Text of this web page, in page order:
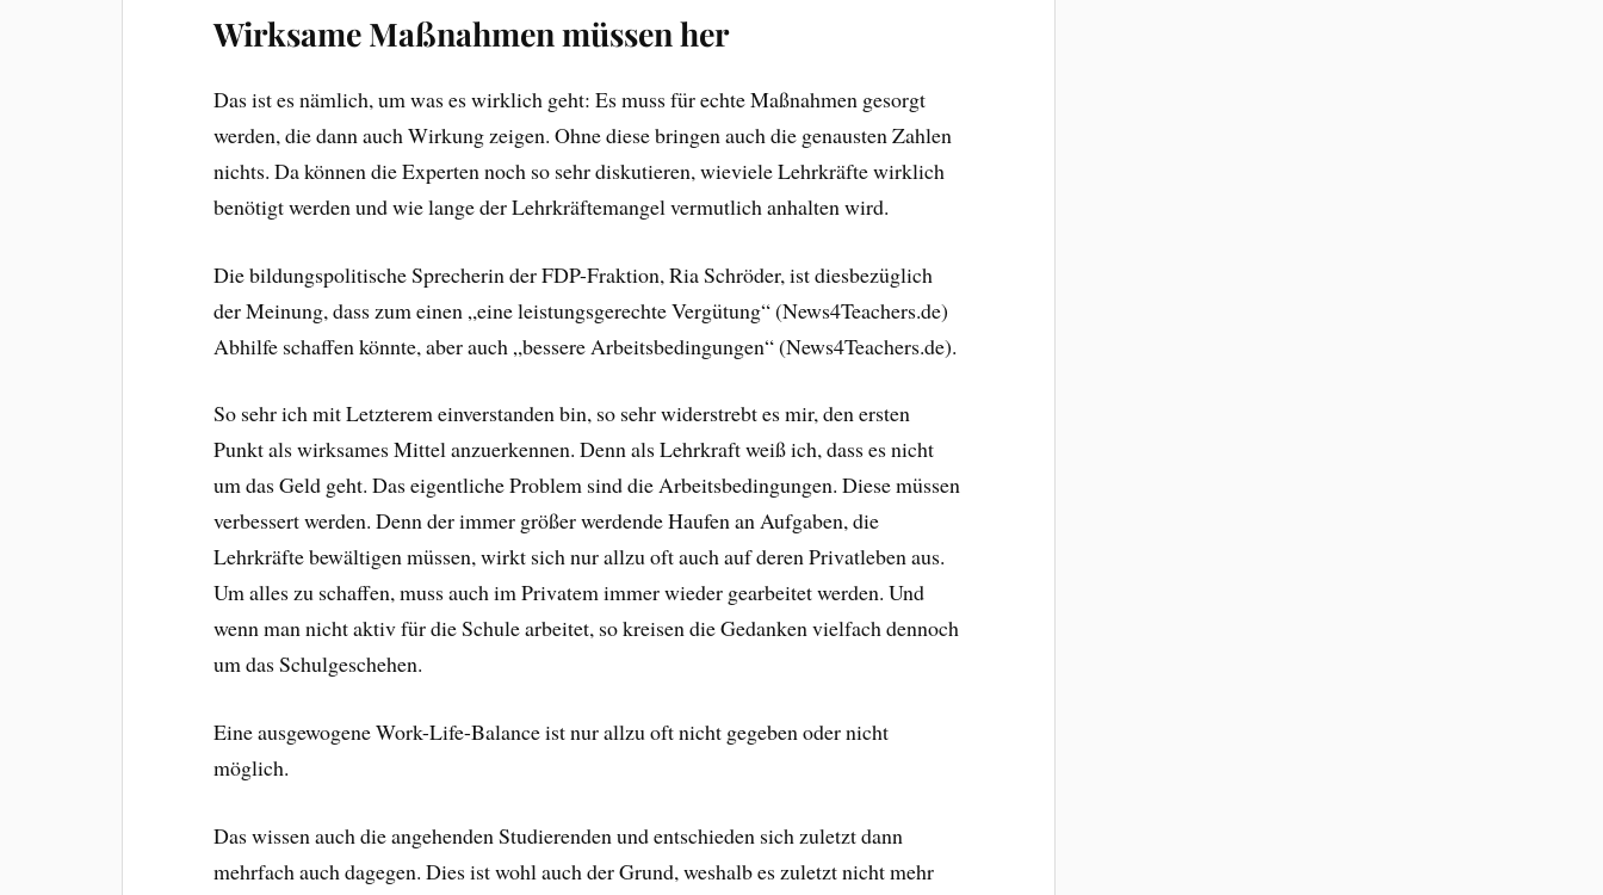
Wirksame Maßnahmen müssen her
Das ist es nämlich, um was es wirklich geht: Es muss für echte Maßnahmen gesorgt
werden, die dann auch Wirkung zeigen. Ohne diese bringen auch die genausten Zahlen
nichts. Da können die Experten noch so sehr diskutieren, wieviele Lehrkräfte wirklich
benötigt werden und wie lange der Lehrkräftemangel vermutlich anhalten wird.
Die bildungspolitische Sprecherin der FDP-Fraktion, Ria Schröder, ist diesbezüglich
der Meinung, dass zum einen „eine leistungsgerechte Vergütung“ (News4Teachers.de)
Abhilfe schaffen könnte, aber auch „bessere Arbeitsbedingungen“ (News4Teachers.de).
So sehr ich mit Letzterem einverstanden bin, so sehr widerstrebt es mir, den ersten
Punkt als wirksames Mittel anzuerkennen. Denn als Lehrkraft weiß ich, dass es nicht
um das Geld geht. Das eigentliche Problem sind die Arbeitsbedingungen. Diese müssen
verbessert werden. Denn der immer größer werdende Haufen an Aufgaben, die
Lehrkräfte bewältigen müssen, wirkt sich nur allzu oft auch auf deren Privatleben aus.
Um alles zu schaffen, muss auch im Privatem immer wieder gearbeitet werden. Und
wenn man nicht aktiv für die Schule arbeitet, so kreisen die Gedanken vielfach dennoch
um das Schulgeschehen.
Eine ausgewogene Work-Life-Balance ist nur allzu oft nicht gegeben oder nicht
möglich.
Das wissen auch die angehenden Studierenden und entschieden sich zuletzt dann
mehrfach auch dagegen. Dies ist wohl auch der Grund, weshalb es zuletzt nicht mehr